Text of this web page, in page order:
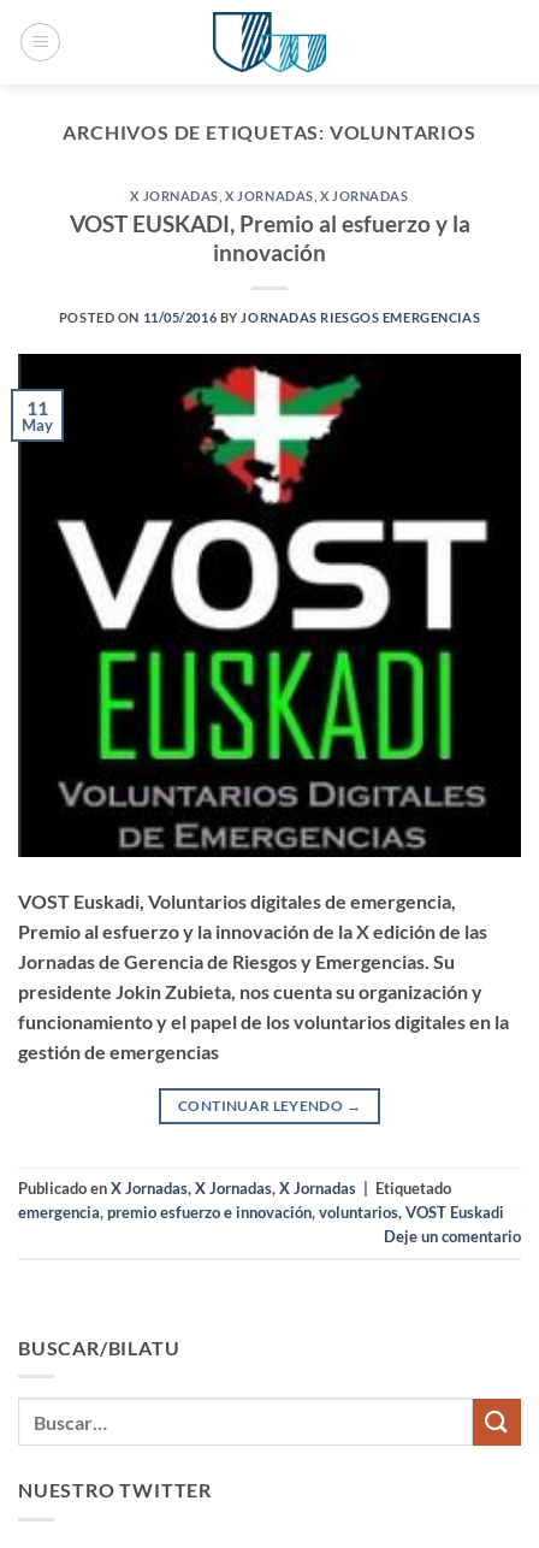
ARCHIVOS DE ETIQUETAS: VOLUNTARIOS
X JORNADAS ,X JORNADAS X JORNADAS
VOST EUSKADI, Premio al esfuerzo y la
innovación
POSTED ON 11/05/2016 BY JORNADAS RIESGOS EMERGENCIAS
11
May
VOST Euskadi, Voluntarios digitales de emergencia,
Premio al esfuerzo y la innovación de la X edición de las
Jornadas de Gerencia de Riesgos y Emergencias. Su
presidente Jokin Zubieta, nos cuenta su organización y
funcionamiento y el papel de los voluntarios digitales en la
gestión de emergencias
CONTINUAR LEYENDO →
Publicado enX Jornadas,X Jornadas,X Jornadas
Etiquetado
emergencia,premio esfuerzo e innovación,voluntarios,VOST Euskadi
Deje un comentario
BUSCAR/BILATU
NUESTRO TWITTER